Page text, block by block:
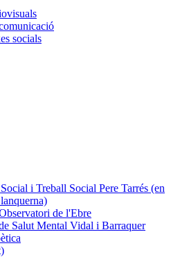
socials
i Treball Social Pere Tarrés (en
de l'Ebre
Salut Mental Vidal i Barraquer